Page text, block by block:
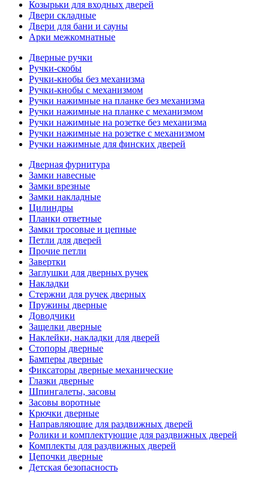
Козырьки для входных дверей
Двери складные
Двери для бани и сауны
Арки межкомнатные
Дверные ручки
Ручки-скобы
Ручки-кнобы без механизма
Ручки-кнобы с механизмом
Ручки нажимные на планке без механизма
Ручки нажимные на планке с механизмом
Ручки нажимные на розетке без механизма
Ручки нажимные на розетке с механизмом
Ручки нажимные для финских дверей
Дверная фурнитура
Замки навесные
Замки врезные
Замки накладные
Цилиндры
Планки ответные
Замки тросовые и цепные
Петли для дверей
Прочие петли
Завертки
Заглушки для дверных ручек
Накладки
Стержни для ручек дверных
Пружины дверные
Доводчики
Защелки дверные
Наклейки, накладки для дверей
Стопоры дверные
Бамперы дверные
Фиксаторы дверные механические
Глазки дверные
Шпингалеты, засовы
Засовы воротные
Крючки дверные
Направляющие для раздвижных дверей
Ролики и комплектующие для раздвижных дверей
Комплекты для раздвижных дверей
Цепочки дверные
Детская безопасность